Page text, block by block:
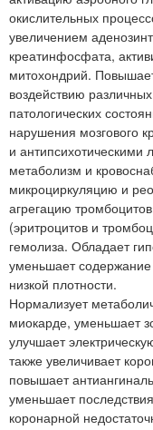
окислительных
увеличением
креатинфосфата,
митохондрий.
воздействию
патологических
нарушения мозгового
и антипсихотическими
метаболизм и
микроциркуляцию и
агрегацию
(эритроцитов и
гемолиза. Обладает
уменьшает
низкой плотности.
Нормализует
миокарде, уменьшает
улучшает
также увеличивает
повышает
уменьшает
коронарной